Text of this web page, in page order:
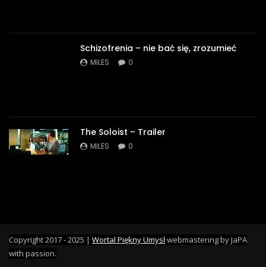
Schizofrenia – nie bać się, zrozumieć
MILES 0
The Soloist – Trailer
MILES 0
Copyright 2017 - 2025 | Wortal Piękny Umysłwebmastering by JaPA
with passion.